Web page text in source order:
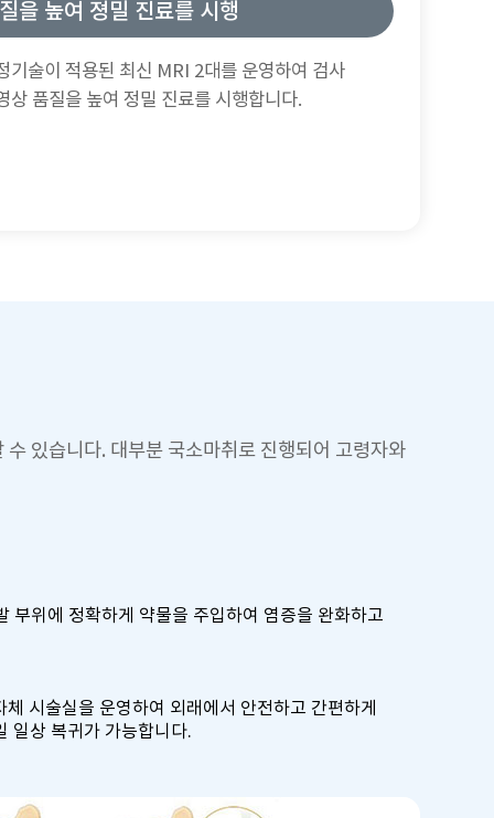
을 높여 졍밀 진료를 시행
기술이 적용된 최신 MRI 2대를 운영하여 검사
상 품질을 높여 정밀 진료를 시행합니다.
있습니다. 대부분 국소마취로 진행되어 고령자와
부위에 정확하게 약물을 주입하여 염증을 완화하고
시술실을 운영하여 외래에서 안전하고 간편하게
일상 복귀가 가능합니다.